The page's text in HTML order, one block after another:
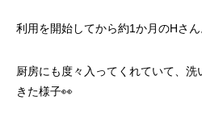
利用を開始してから約1か月のHさん
厨房にも度々入ってくれていて、
きた様子👀